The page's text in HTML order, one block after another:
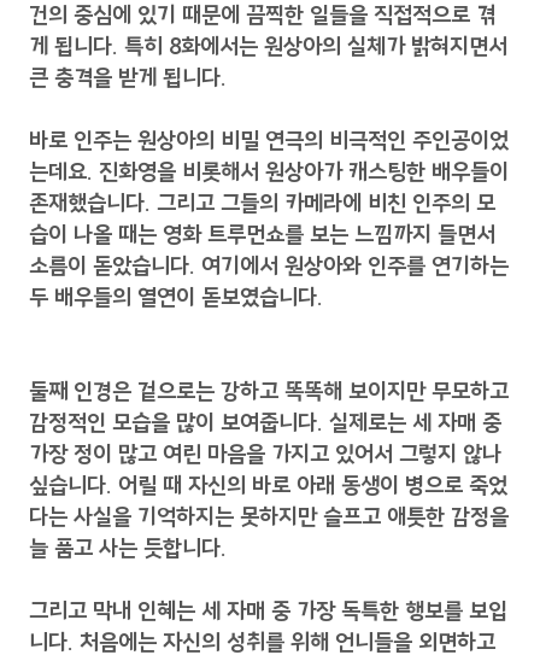
건의 중심에 있기 때문에 끔찍한 일들을 직접적으로 겪
게 됩니다. 특히 8화에서는 원상아의 실체가 밝혀지면서
큰 충격을 받게 됩니다.
바로 인주는 원상아의 비밀 연극의 비극적인 주인공이었
는데요. 진화영을 비롯해서 원상아가 캐스팅한 배우들이
존재했습니다. 그리고 그들의 카메라에 비친 인주의 모
습이 나올 때는 영화 트루먼쇼를 보는 느낌까지 들면서
소름이 돋았습니다. 여기에서 원상아와 인주를 연기하는
두 배우들의 열연이 돋보였습니다.
둘째 인경은 겉으로는 강하고 똑똑해 보이지만 무모하고
감정적인 모습을 많이 보여줍니다. 실제로는 세 자매 중
가장 정이 많고 여린 마음을 가지고 있어서 그렇지 않나
싶습니다. 어릴 때 자신의 바로 아래 동생이 병으로 죽었
다는 사실을 기억하지는 못하지만 슬프고 애틋한 감정을
늘 품고 사는 듯합니다.
그리고 막내 인혜는 세 자매 중 가장 독특한 행보를 보입
니다. 처음에는 자신의 성취를 위해 언니들을 외면하고